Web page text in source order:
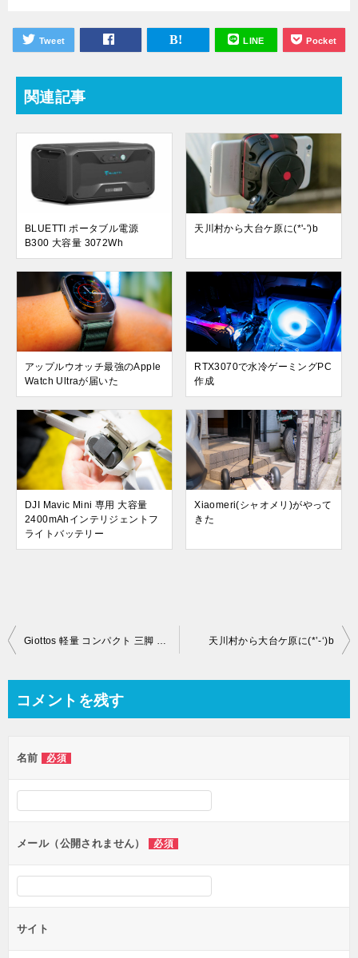
Tweet LINE Pocket
関連記事
BLUETTI ポータブル電源
B300 大容量 3072Wh
天川村から大台ケ原に(*'-')b
アップルウオッチ最強のApple
Watch Ultraが届いた
RTX3070で水冷ゲーミングPC
作成
DJI Mavic Mini 専用 大容量
2400mAhインテリジェントフ
ライトバッテリー
Xiaomeri(シャオメリ)がやって
きた
投
ビ
ー
シ
ン
Giottos 軽量 コンパクト 三脚 MEMOIRE20 天川村から大台ケ原に(*’-‘)b
コメントを残す
名前 必須
メール（公開されません） 必須
サイト